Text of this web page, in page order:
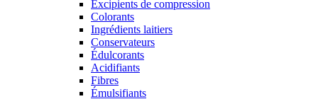
Excipients de compression
Colorants
Ingrédients laitiers
Conservateurs
Édulcorants
Acidifiants
Fibres
Émulsifiants